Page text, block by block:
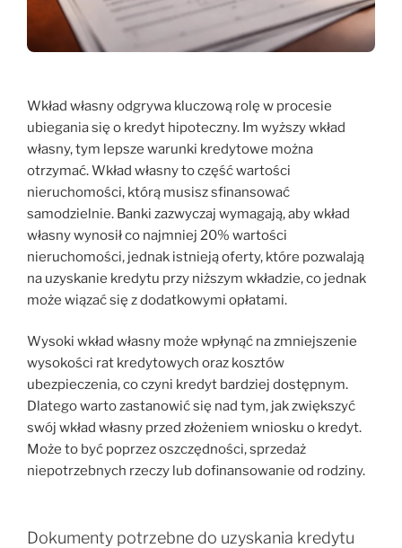
Wkład własny odgrywa kluczową rolę w procesie
ubiegania się o kredyt hipoteczny. Im wyższy wkład
własny, tym lepsze warunki kredytowe można
otrzymać. Wkład własny to część wartości
nieruchomości, którą musisz sfinansować
samodzielnie. Banki zazwyczaj wymagają, aby wkład
własny wynosił co najmniej 20% wartości
nieruchomości, jednak istnieją oferty, które pozwalają
na uzyskanie kredytu przy niższym wkładzie, co jednak
może wiązać się z dodatkowymi opłatami.
Wysoki wkład własny może wpłynąć na zmniejszenie
wysokości rat kredytowych oraz kosztów
ubezpieczenia, co czyni kredyt bardziej dostępnym.
Dlatego warto zastanowić się nad tym, jak zwiększyć
swój wkład własny przed złożeniem wniosku o kredyt.
Może to być poprzez oszczędności, sprzedaż
niepotrzebnych rzeczy lub dofinansowanie od rodziny.
Dokumenty potrzebne do uzyskania kredytu